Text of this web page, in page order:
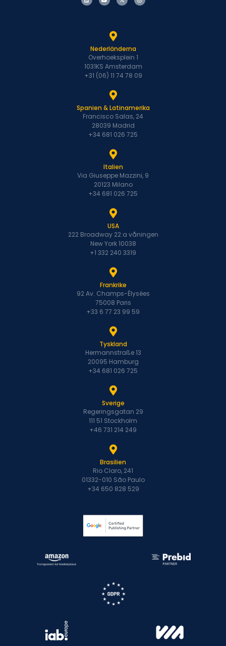
Nederländerna
Overhoeksplein 1
1031KS Amsterdam
+31 (06) 11 74 78 09
Spanien & Latinamerika
Francisco Salas, 24
28039 Madrid
+34 681 026 725
Italien
Via Giuseppe Mazzini, 9
20123 Milano
+34 681 026 725
USA
222 Broadway 22:a våningen
New York 10038
+1 332 240 3319
Frankrike
92 Av. Champs-Élysées
75008 Paris
+33 6 77 23 99 59
Tyskland
Hermannstraße 13
20095 Hamburg
+34 681 026 725
Sverige
Regeringsgatan 29
111 51 Stockholm
+46 731 214 249
Brasilien
Rio Claro, 241
01332-010 São Paulo
+34 650 828 529